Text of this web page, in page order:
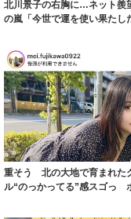
北川景子の右胸に…ネット羨
の嵐「今世で運を使い果たし
重そう 北の大地で育まれた
ル“のっかってる”感スゴっ